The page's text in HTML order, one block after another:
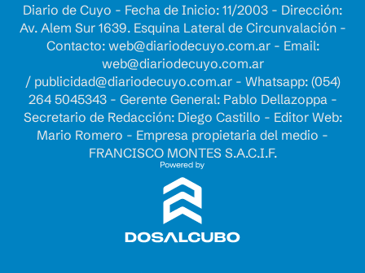
Diario de Cuyo - Fecha de Inicio: 11/2003 - Dirección:
Av. Alem Sur 1639. Esquina Lateral de Circunvalación -
Contacto: web@diariodecuyo.com.ar- Email:
web@diariodecuyo.com.ar
/ publicidad@diariodecuyo.com.ar- Whatsapp: (054)
264 5045343 - Gerente General: Pablo Dellazoppa -
Secretario de Redacción: Diego Castillo - Editor Web:
Mario Romero - Empresa propietaria del medio -
FRANCISCO MONTES S.A.C.I.F.